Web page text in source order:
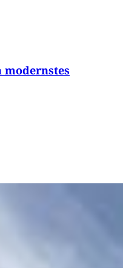
modernstes